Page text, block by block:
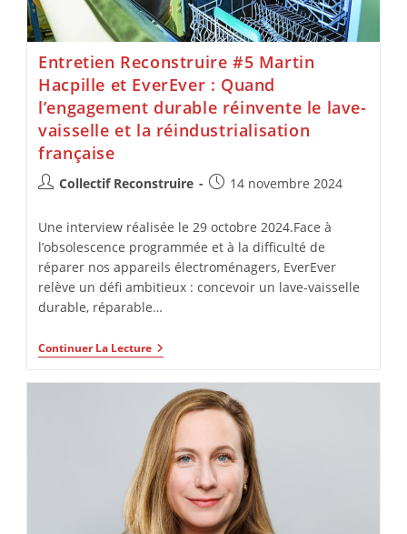
Entretien Reconstruire #5 Martin
Hacpille et EverEver : Quand
l’engagement durable réinvente le lave-
vaisselle et la réindustrialisation
française
Collectif Reconstruire 14 novembre 2024
Une interview réalisée le 29 octobre 2024.Face à
l’obsolescence programmée et à la difficulté de
réparer nos appareils électroménagers, EverEver
relève un défi ambitieux : concevoir un lave-vaisselle
durable, réparable…
Continuer La Lecture